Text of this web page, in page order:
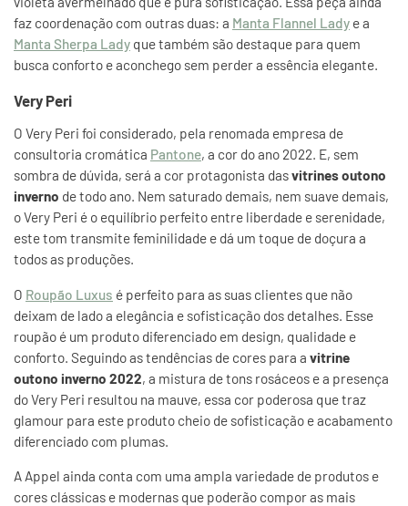
faz coordenação com outras duas: a Manta Flannel Lady e a
Manta Sherpa Lady que também são destaque para quem
busca conforto e aconchego sem perder a essência elegante.
Very Peri
O Very Peri foi considerado, pela renomada empresa de
consultoria cromática Pantone, a cor do ano 2022. E, sem
sombra de dúvida, será a cor protagonista dasvitrines outono
inverno de todo ano. Nem saturado demais, nem suave demais,
o Very Peri é o equilíbrio perfeito entre liberdade e serenidade,
este tom transmite feminilidade e dá um toque de doçura a
todos as produções.
O Roupão Luxus é perfeito para as suas clientes que não
deixam de lado a elegância e sofisticação dos detalhes. Esse
roupão é um produto diferenciado em design, qualidade e
conforto. Seguindo as tendências de cores para a vitrine
outono inverno 2022, a mistura de tons rosáceos e a presença
do Very Peri resultou na mauve, essa cor poderosa que traz
glamour para este produto cheio de sofisticação e acabamento
diferenciado com plumas.
A Appel ainda conta com uma ampla variedade de produtos e
cores clássicas e modernas que poderão compor as mais